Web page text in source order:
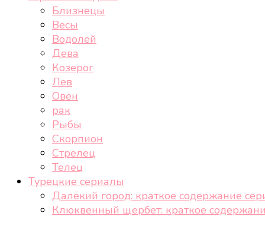
Близнецы
Весы
Водолей
Дева
Козерог
Лев
Овен
рак
Рыбы
Скорпион
Стрелец
Телец
Турецкие сериалы
Далёкий город: краткое содержание
Клюквенный щербет: краткое